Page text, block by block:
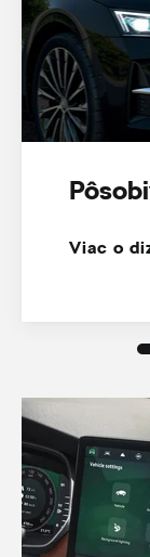
Viac o